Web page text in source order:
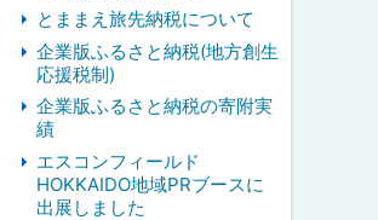
とままえ旅先納税について
企業版ふるさと納税(地方創生
応援税制)
企業版ふるさと納税の寄附実
績
エスコンフィールド
HOKKAIDO地域PRブースに
出展しました